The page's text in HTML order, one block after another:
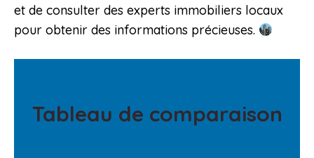
et de consulter des experts immobiliers locaux
pour obtenir des informations précieuses.
Tableau de comparaison